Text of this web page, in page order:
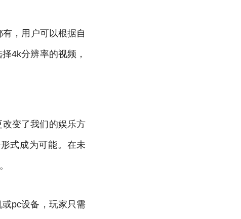
，用户可以根据自
4k分辨率的视频，
变了我们的娱乐方
式成为可能。在未
pc设备，玩家只需